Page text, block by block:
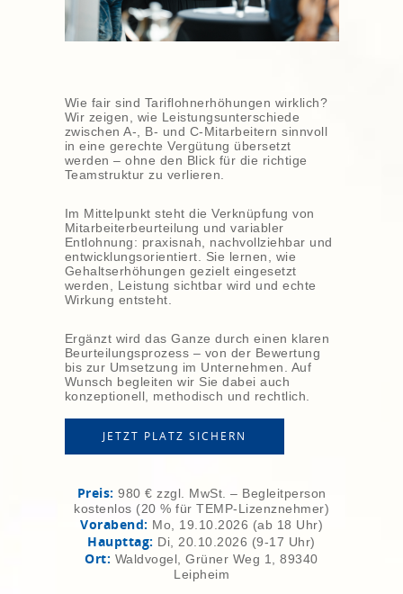
Wie fair sind Tariflohnerhöhungen wirklich?
Wir zeigen, wie Leistungsunterschiede
zwischen A-, B- und C-Mitarbeitern sinnvoll
in eine gerechte Vergütung übersetzt
werden – ohne den Blick für die richtige
Teamstruktur zu verlieren.
Im Mittelpunkt steht die Verknüpfung von
Mitarbeiterbeurteilung und variabler
Entlohnung: praxisnah, nachvollziehbar und
entwicklungsorientiert. Sie lernen, wie
Gehaltserhöhungen gezielt eingesetzt
werden, Leistung sichtbar wird und echte
Wirkung entsteht.
Ergänzt wird das Ganze durch einen klaren
Beurteilungsprozess – von der Bewertung
bis zur Umsetzung im Unternehmen. Auf
Wunsch begleiten wir Sie dabei auch
konzeptionell, methodisch und rechtlich.
JETZT PLATZ SICHERN
Preis: 980 € zzgl. MwSt. – Begleitperson
kostenlos (20 % für TEMP-Lizenznehmer)
Vorabend: Mo, 19.10.2026 (ab 18 Uhr)
Haupttag: Di, 20.10.2026 (9-17 Uhr)
Ort: Waldvogel, Grüner Weg 1, 89340
Leipheim